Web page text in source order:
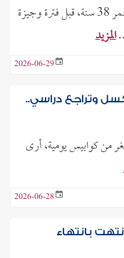
السلام عليكم ورحمة الله وبركاته. أنا أبلغ من العمر 38 سنة، قبل فترة وجيزة
المزيد
2026-06-29
وتراجع دراسي..
من كوابيس يومية، أرى
2026-06-28
بانتهاء